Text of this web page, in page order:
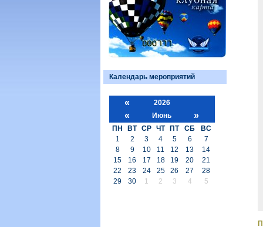
Календарь мероприятий
« 2026
« Июнь »
ПН ВТ СР ЧТ ПТ СБ
ВС
1
2 3 4 5 6
7
8
9 10 11 12 13
14
15
16 17 18 19 20
21
22
23 24 25 26 27
28
29
30 1 2 3 4 5